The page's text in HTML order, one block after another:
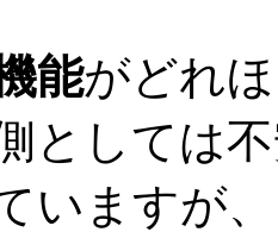
能がどれ
としては
いますが